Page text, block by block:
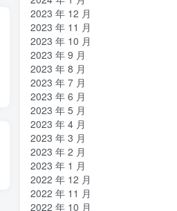
（11394期）2024视频号直播教程：视频号如何赚钱详细教学，一场直播30w营业额（37节）
2023 年 12 月
2023 年 11 月
2023 年 10 月
2023 年 9 月
2023 年 8 月
2023 年 7 月
2023 年 6 月
2023 年 5 月
2023 年 4 月
2023 年 3 月
2023 年 2 月
2023 年 1 月
2022 年 12 月
2022 年 11 月
2022 年 10 月